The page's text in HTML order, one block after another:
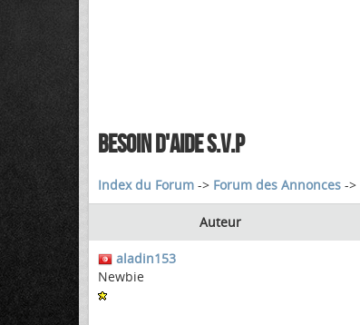
BESOIN D'AIDE S.V.P
Index du Forum -> Forum des Annonces ->
Auteur
aladin153
Newbie